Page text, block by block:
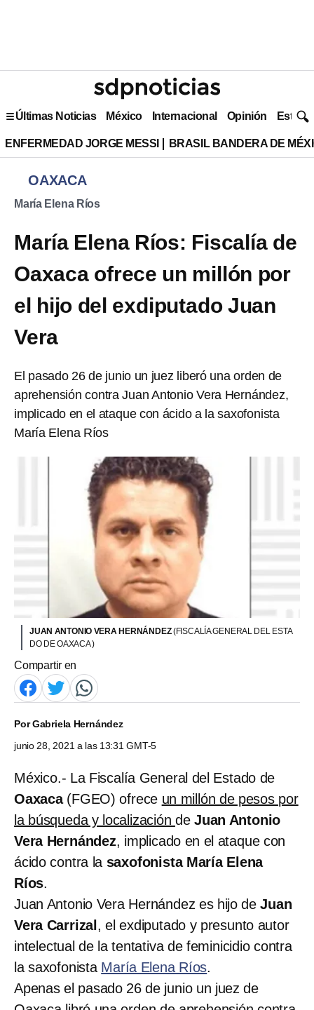
Últimas Noticias México Internacional Opinión Estilo
ENFERMEDAD JORGE MESSI BRASIL BANDERA DE
OAXACA
María Elena Ríos
María Elena Ríos: Fiscalía de
Oaxaca ofrece un millón por
el hijo del exdiputado Juan
Vera
El pasado 26 de junio un juez liberó una orden de
aprehensión contra Juan Antonio Vera Hernández,
implicado en el ataque con ácido a la saxofonista
María Elena Ríos
JUAN ANTONIO VERA HERNÁNDEZ(FISCALÍA GENERAL DEL ESTA
DO DE OAXACA )
Compartir en
PorGabriela Hernández
junio 28, 2021 a las 13:31 GMT-5
México.- La Fiscalía General del Estado de
Oaxaca(FGEO) ofrece un millón de pesos por
la búsqueda y localizacióndeJuan Antonio
Vera Hernández, implicado en el ataque con
ácido contra la saxofonista María Elena
Ríos.
Juan Antonio Vera Hernández es hijo deJuan
Vera Carrizal , el exdiputado y presunto autor
intelectual de la tentativa de feminicidio contra
la saxofonista María Elena Ríos.
Apenas el pasado 26 de junio un juez de